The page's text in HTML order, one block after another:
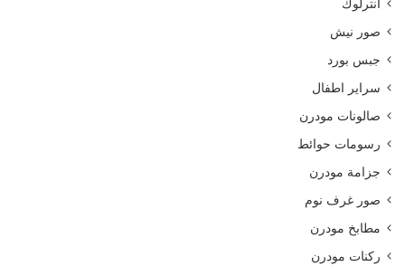
انترلوك
صور نيش
جبس بورد
سراير اطفال
صالونات مودرن
رسومات حوائط
جزامة مودرن
صور غرف نوم
مطابخ مودرن
ركنات مودرن